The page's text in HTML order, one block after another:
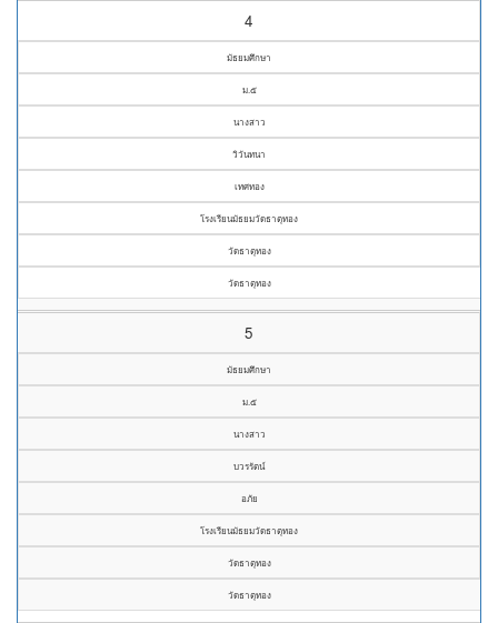
4
มัธยมศึกษา
ม.๕
นางสาว
วิวันทนา
เทศทอง
โรงเรียนมัธยมวัดธาตุทอง
วัดธาตุทอง
วัดธาตุทอง
5
มัธยมศึกษา
ม.๕
นางสาว
บวรรัตน์
อภัย
โรงเรียนมัธยมวัดธาตุทอง
วัดธาตุทอง
วัดธาตุทอง